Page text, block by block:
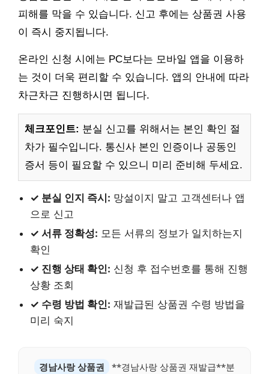
피해를 막을 수 있습니다. 신고 후에는 상품권 사용
이 즉시 중지됩니다.
온라인 신청 시에는 PC보다는 모바일 앱을 이용하
는 것이 더욱 편리할 수 있습니다. 앱의 안내에 따라
차근차근 진행하시면 됩니다.
체크포인트: 분실 신고를 위해서는 본인 확인 절
차가 필수입니다. 통신사 본인 인증이나 공동인
증서 등이 필요할 수 있으니 미리 준비해 두세요.
✓ 분실 인지 즉시: 망설이지 말고 고객센터나 앱
으로 신고
✓ 서류 정확성: 모든 서류의 정보가 일치하는지
확인
✓ 진행 상태 확인: 신청 후 접수번호를 통해 진행
상황 조회
✓ 수령 방법 확인: 재발급된 상품권 수령 방법을
미리 숙지
경남사랑 상품권
**경남사랑 상품권 재발급**분